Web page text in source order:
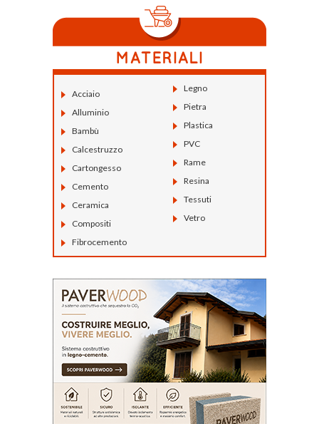
Acciaio
Alluminio
Bambù
Calcestruzzo
Cartongesso
Cemento
Ceramica
Compositi
Fibrocemento
Legno
Pietra
Plastica
PVC
Rame
Resina
Tessuti
Vetro